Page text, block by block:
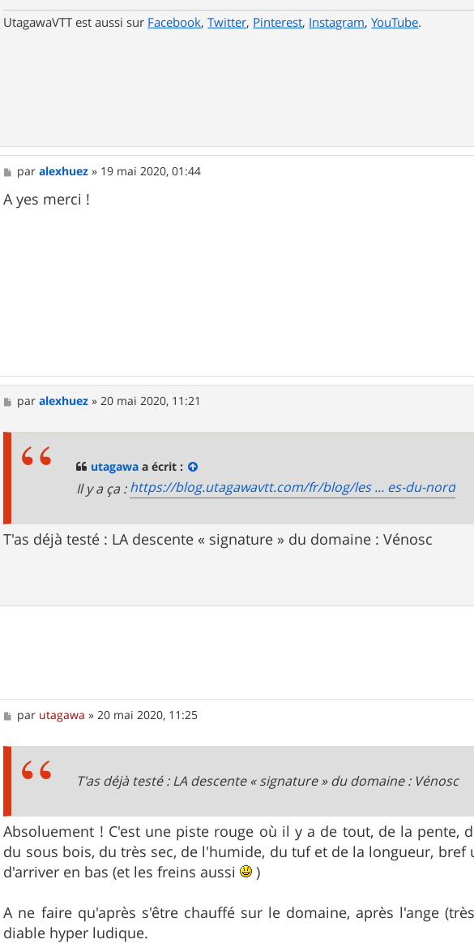
UtagawaVTT est aussi sur Facebook,Twitter, Pinterest, Instagram,YouTube.
M
e
s
s
paralexhuez » 19 mai 2020, 01:44
A yes merci !
M
e
paralexhuez »20 mai 2020, 11:21
utagawa a écrit :
Il y a ça :https://blog.utagawavtt.com/fr/blog/les ... es-du-nord
T'as déjà testé : LA descente « signature » du domaine : Vénosc
M
e
par utagawa »20 mai 2020, 11:25
T'as déjà testé : LA descente « signature » du domaine : Vénosc
Absoluement ! C'est une piste rouge où il y a de tout, de la pente,
du sous bois, du très sec, de l'humide, du tuf et de la longueur,
d'arriver en bas (et les freins aussi
)
A ne faire qu'après s'être chauffé sur le domaine, après l'ange
diable hyper ludique.